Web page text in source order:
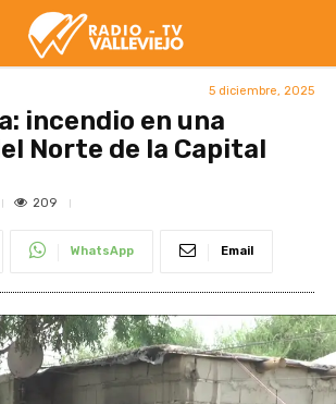
5 diciembre, 2025
incendio en una
Norte de la Capital
209
WhatsApp Email